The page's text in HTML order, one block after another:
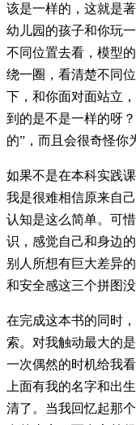
该是一样的，这就是
幼儿园的孩子和你玩
不同位置去看，模型
绕一圈，看清楚不同
下，和你面对面站立
到的是不是一样的呀
的”，而且会很奇怪你
如果不是在本科实践
我是很难相信原来自
认知是这么简单。可
识，感觉自己和身边
别人所想有巨大差异
和安全感这三个拼图
在完成这本书的同时
索。对我触动最大的
一次偶然的时机给我
上面有我的名字和出
清了。当我回忆起那